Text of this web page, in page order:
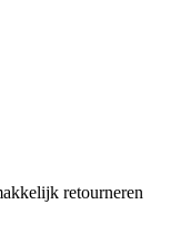
retourneren